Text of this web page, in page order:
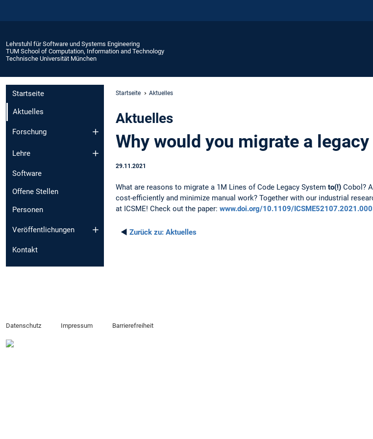
Lehrstuhl für Software und Systems Engineering
TUM School of Computation, Information and Technology
Technische Universität München
Startseite
Aktuelles
Forschung
Lehre
Software
Offene Stellen
Personen
Veröffentlichungen
Kontakt
Startseite Aktuelles
Aktuelles
Why would you migrate a
29.11.2021
What are reasons to migrate a 1M Lines of Code Legacy System to(!) Cobol?
cost-efficiently and minimize manual work? Together with our industrial
at ICSME! Check out the paper: www.doi.org/10.1109/
◄ Zurück zu: Aktuelles
Datenschutz Impressum Barrierefreiheit